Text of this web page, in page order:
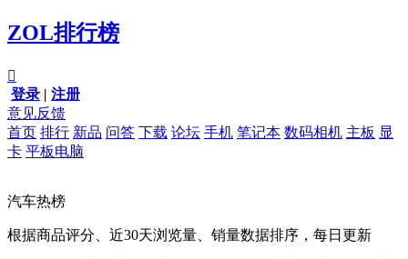
ZOL排行榜

登录 | 注册
意见反馈
首页 排行 新品 问答 下载 论坛 手机 笔记本 数码相机 主板 显
卡 平板电脑
汽车热榜
根据商品评分、近30天浏览量、销量数据排序，每日更新